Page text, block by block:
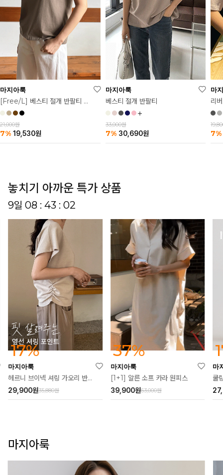
마지아룩
[Free/L] 베스티 절개 반팔티 2탄
21,000원
7% 19,530원
마지아룩
베스티 절개 반팔티
33,000원
7% 30,690원
마
리
7%
놓치기 아까운 특가 상품
9일 08 : 42 : 58
17%
마지아룩
헤르니 브이넥 셔링 가오리 반팔티
35,880원
29,900원
37%
마지아룩
[1+1] 알른 소프 카라 원피스
63,000원
39,900원
마
쿨
마지아룩